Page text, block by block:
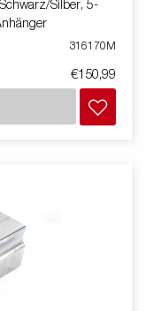
Silber, 5-
316170M
€150,99